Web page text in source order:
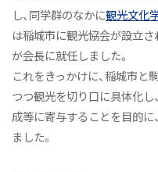
し、同学群のなかに観光文化
は稲城市に観光協会が設立
が会長に就任しました。
これをきっかけに、稲城市
つつ観光を切り口に具体化
成等に寄与することを目的に
ました。